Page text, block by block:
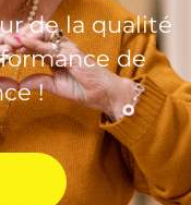
de la qualité
de
!